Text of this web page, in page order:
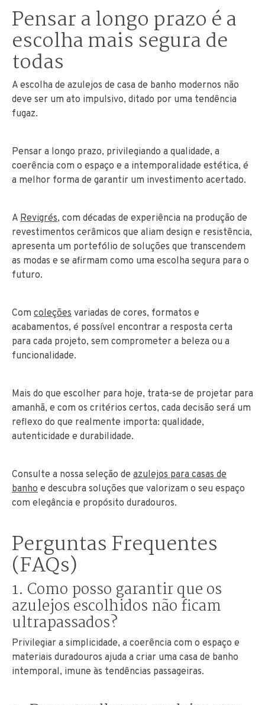
Pensar a longo prazo é a
escolha mais segura de
todas
A escolha de azulejos de casa de banho modernos não
deve ser um ato impulsivo, ditado por uma tendência
fugaz.
Pensar a longo prazo, privilegiando a qualidade, a
coerência com o espaço e a intemporalidade estética, é
a melhor forma de garantir um investimento acertado.
A Revigrés, com décadas de experiência na produção de
revestimentos cerâmicos que aliam design e resistência,
apresenta um portefólio de soluções que transcendem
as modas e se afirmam como uma escolha segura para o
futuro.
Com coleções variadas de cores, formatos e
acabamentos, é possível encontrar a resposta certa
para cada projeto, sem comprometer a beleza ou a
funcionalidade.
Mais do que escolher para hoje, trata-se de projetar para
amanhã, e com os critérios certos, cada decisão será um
reflexo do que realmente importa: qualidade,
autenticidade e durabilidade.
Consulte a nossa seleção de azulejos para casas de
banho e descubra soluções que valorizam o seu espaço
com elegância e propósito duradouros.
Perguntas Frequentes
(FAQs)
1. Como posso garantir que os
azulejos escolhidos não ficam
ultrapassados?
Privilegiar a simplicidade, a coerência com o espaço e
materiais duradouros ajuda a criar uma casa de banho
intemporal, imune às tendências passageiras.